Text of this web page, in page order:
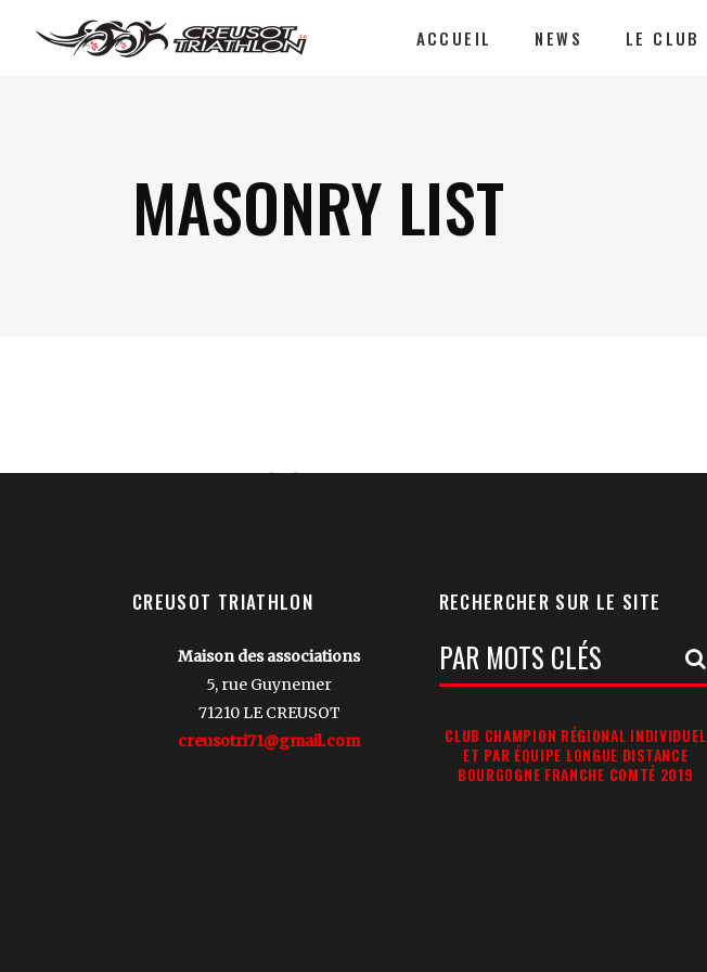
ACCUEIL NEWS LE CLUB
MASONRY LIST
Sorry, no posts matched your criteria.
CREUSOT TRIATHLON
Maison des associations
5, rue Guynemer
71210 LE CREUSOT
creusotri71@gmail.com
RECHERCHER SUR LE SITE
Votre
Recherche:
CLUB CHAMPION RÉGIONAL INDIVIDUEL
ET PAR ÉQUIPE LONGUE DISTANCE
BOURGOGNE FRANCHE COMTÉ 2019